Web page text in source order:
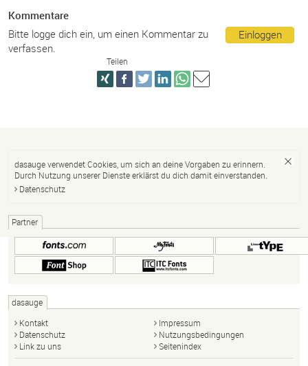
Kommentare
Einloggen
Bitte logge dich ein, um einen Kommentar zu
verfassen.
Teilen
dasauge verwendet Cookies, um sich an deine Vorgaben zu erinnern.
Durch Nutzung unserer Dienste erklärst du dich damit einverstanden.
Datenschutz
Partner
dasauge
Kontakt
Impressum
Datenschutz
Nutzungsbedingungen
Link zu uns
Seitenindex